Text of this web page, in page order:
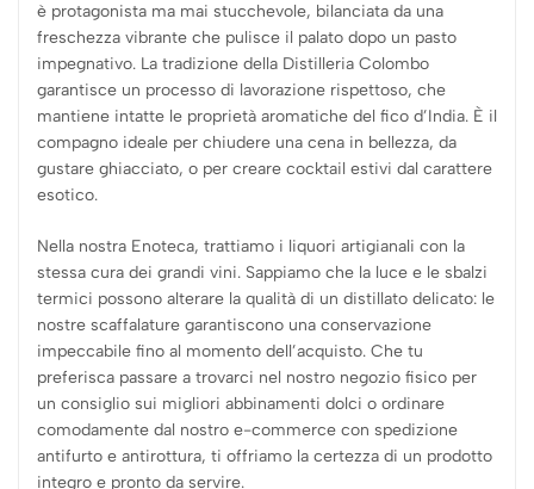
è protagonista ma mai stucchevole, bilanciata da una
freschezza vibrante che pulisce il palato dopo un pasto
impegnativo. La tradizione della Distilleria Colombo
garantisce un processo di lavorazione rispettoso, che
mantiene intatte le proprietà aromatiche del fico d’India. È il
compagno ideale per chiudere una cena in bellezza, da
gustare ghiacciato, o per creare cocktail estivi dal carattere
esotico.
Nella nostra Enoteca, trattiamo i liquori artigianali con la
stessa cura dei grandi vini. Sappiamo che la luce e le sbalzi
termici possono alterare la qualità di un distillato delicato: le
nostre scaffalature garantiscono una conservazione
impeccabile fino al momento dell’acquisto. Che tu
preferisca passare a trovarci nel nostro negozio fisico per
un consiglio sui migliori abbinamenti dolci o ordinare
comodamente dal nostro e-commerce con spedizione
antifurto e antirottura, ti offriamo la certezza di un prodotto
integro e pronto da servire.